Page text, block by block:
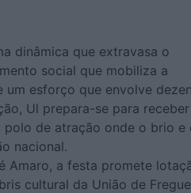
dinâmica que extravasa o
social que mobiliza a
esforço que envolve
Ul prepara-se para receber
polo de atração onde o brio e
nacional.
Amaro, a festa promete
cultural da União de